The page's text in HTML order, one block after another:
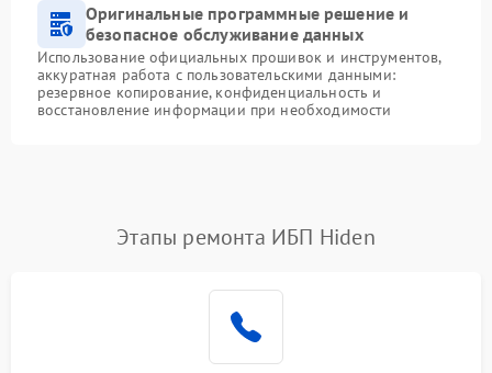
Оригинальные программные решение и
безопасное обслуживание данных
Использование официальных прошивок и инструментов,
аккуратная работа с пользовательскими данными:
резервное копирование, конфиденциальность и
восстановление информации при необходимости
Этапы ремонта ИБП Hiden